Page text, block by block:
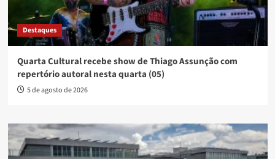
Destaques
Quarta Cultural recebe show de Thiago Assunção com
repertório autoral nesta quarta (05)
5 de agosto de 2026